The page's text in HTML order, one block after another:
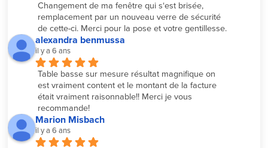
Changement de ma fenêtre qui s‘est brisée,
remplacement par un nouveau verre de sécurité
de cette-ci. Merci pour la pose et votre gentillesse.
alexandra benmussa
il y a 6 ans
Table basse sur mesure résultat magnifique on
est vraiment content et le montant de la facture
était vraiment raisonnable!! Merci je vous
recommande!
Marion Misbach
il y a 6 ans